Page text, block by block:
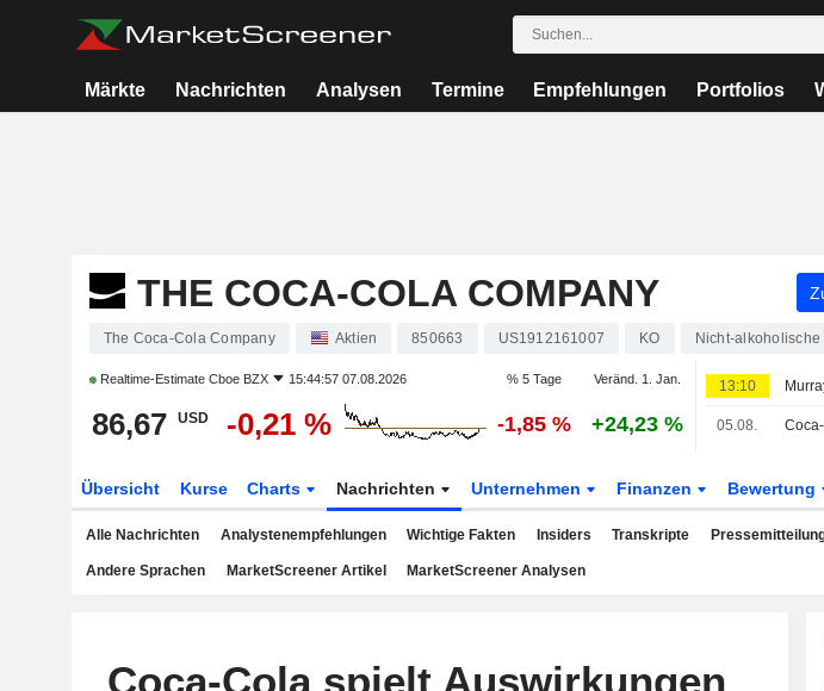
Märkte Nachrichten Analysen Termine Empfehlungen Portfolios
THE COCA-COLA COMPANY
The Coca-Cola Company Aktien 850663 US1912161007 KO Nicht-alkoholische
Realtime-Estimate Cboe BZX 15:44:57 07.08.2026 % 5 Tage Veränd. 1. Jan.
86,67 USD -0,21 % -1,85 % +24,23 %
13:10
05.08.
Übersicht Kurse Charts Nachrichten Unternehmen Finanzen Bewertung
Alle Nachrichten Analystenempfehlungen Wichtige Fakten Insiders Transkripte
Andere Sprachen MarketScreener Artikel MarketScreener Analysen
Coca-Cola spielt Auswirkungen